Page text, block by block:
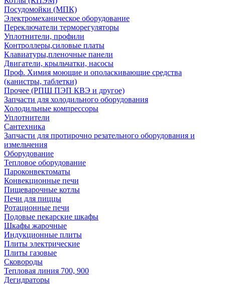
Посудомойки (МПК)
Электромеханическое оборудование
Переключатели терморегуляторы
Уплотнители, профили
Контроллеры,силовые платы
Клавиатуры,пленочные панели
Двигатели, крыльчатки, насосы
Проф. Химия моющие и ополаскивающие средства
(канистры, таблетки)
Прочее (РПШ ПЭП КВЭ и другое)
Запчасти для холодильного оборудования
Холодильные компрессоры
Уплотнители
Сантехника
Запчасти для протирочно резательного оборудования и
измельчения
Оборудование
Тепловое оборудование
Пароконвектоматы
Конвекционные печи
Пищеварочные котлы
Печи для пиццы
Ротационные печи
Подовые пекарские шкафы
Шкафы жарочные
Индукционные плиты
Плиты электрические
Плиты газовые
Сковороды
Тепловая линия 700, 900
Дегидраторы